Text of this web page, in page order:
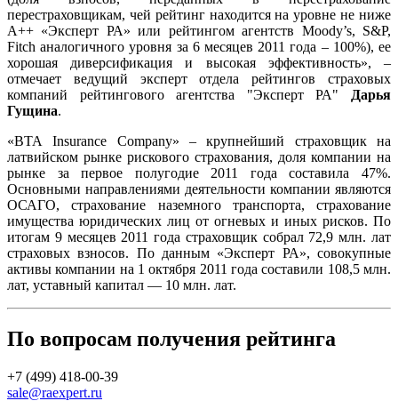
перестраховщикам, чей рейтинг находится на уровне не ниже
А++ «Эксперт РА» или рейтингом агентств Moody’s, S&P,
Fitch аналогичного уровня за 6 месяцев 2011 года – 100%), ее
хорошая диверсификация и высокая эффективность», –
отмечает ведущий эксперт отдела рейтингов страховых
компаний рейтингового агентства "Эксперт РА"
Дарья
Гущина.
«ВТА Insurance Company» – крупнейший страховщик на
латвийском рынке рискового страхования, доля компании на
рынке за первое полугодие 2011 года составила 47%.
Основными направлениями деятельности компании являются
ОСАГО, страхование наземного транспорта, страхование
имущества юридических лиц от огневых и иных рисков. По
итогам 9 месяцев 2011 года страховщик собрал 72,9 млн. лат
страховых взносов. По данным «Эксперт РА», совокупные
активы компании на 1 октября 2011 года составили 108,5 млн.
лат, уставный капитал — 10 млн. лат.
По вопросам получения рейтинга
+7 (499) 418-00-39
sale@raexpert.ru